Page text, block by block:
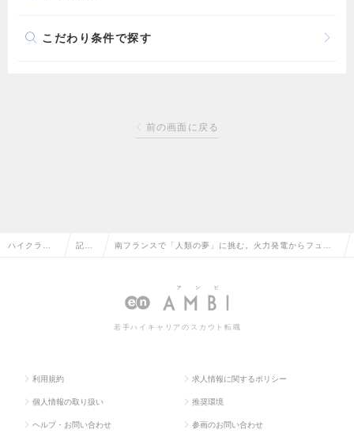
こだわり条件で探す
前の画面に戻る
ハイクラス 記事 南フランスで「人類の夢」に挑む。火力発電からフュー
若手ハイキャリアのスカウト転職
利用規約 求人情報に関するポリシー
個人情報の取り扱い 推奨環境
ヘルプ・お問い合わせ 参画のお問い合わせ